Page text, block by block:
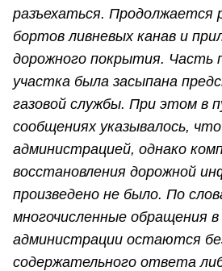
разъехаться. Продолжается
бортов ливневых канав и
дорожного покрытия. Часть
участка была засыпана
газовой службы. При этом в
сообщениях указывалось,
администрацией, однако
восстановления дорожной
произведено не было. По
многочисленные обращения в
администрации остаются
содержательного ответа